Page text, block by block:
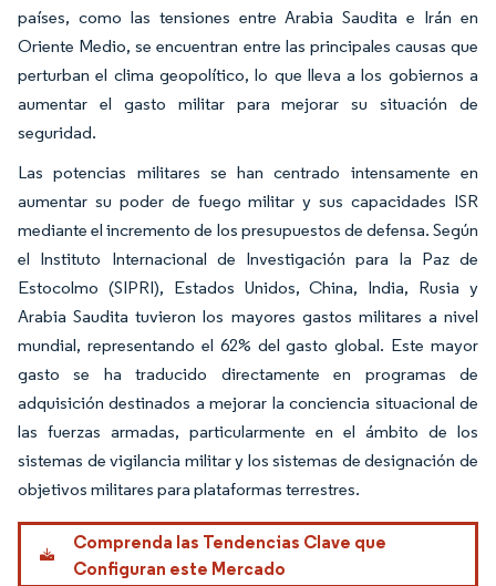
países, como las tensiones entre Arabia Saudita e Irán en
Oriente Medio, se encuentran entre las principales causas que
perturban el clima geopolítico, lo que lleva a los gobiernos a
aumentar el gasto militar para mejorar su situación de
seguridad.
Las potencias militares se han centrado intensamente en
aumentar su poder de fuego militar y sus capacidades ISR
mediante el incremento de los presupuestos de defensa. Según
el Instituto Internacional de Investigación para la Paz de
Estocolmo (SIPRI), Estados Unidos, China, India, Rusia y
Arabia Saudita tuvieron los mayores gastos militares a nivel
mundial, representando el 62% del gasto global. Este mayor
gasto se ha traducido directamente en programas de
adquisición destinados a mejorar la conciencia situacional de
las fuerzas armadas, particularmente en el ámbito de los
sistemas de vigilancia militar y los sistemas de designación de
objetivos militares para plataformas terrestres.
Comprenda las Tendencias Clave que
Configuran este Mercado